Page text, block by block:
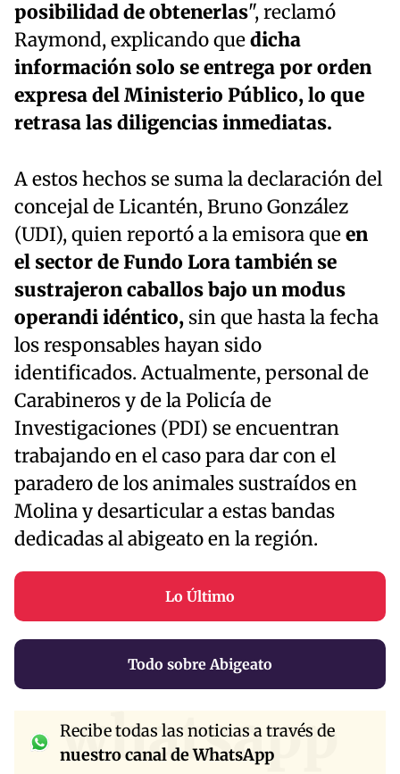
posibilidad de obtenerlas", reclamó
Raymond, explicando quedicha
información solo se entrega por orden
expresa del Ministerio Público, lo que
retrasa las diligencias inmediatas.
A estos hechos se suma la declaración del
concejal de Licantén, Bruno González
(UDI), quien reportó a la emisora queen
el sector de Fundo Lora también se
sustrajeron caballos bajo un modus
operandi idéntico, sin que hasta la fecha
los responsables hayan sido
identificados. Actualmente, personal de
Carabineros y de la Policía de
Investigaciones (PDI) se encuentran
trabajando en el caso para dar con el
paradero de los animales sustraídos en
Molina y desarticular a estas bandas
dedicadas al abigeato en la región.
Lo Último
Todo sobre Abigeato
whatsapp
Recibe todas las noticias a través de
nuestro canal de WhatsApp